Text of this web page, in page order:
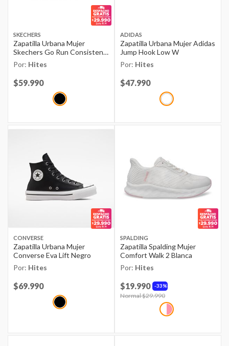
SKECHERS
Zapatilla Urbana Mujer
Skechers Go Run Consistent
Bbk
Por: Hites
Price reduced from
$59.990to
ADIDAS
Zapatilla Urbana Mujer Adidas
Jump Hook Low W
Por: Hites
Price reduced from
$47.990to
CONVERSE
Zapatilla Urbana Mujer
Converse Eva Lift Negro
Por: Hites
Price reduced from
$69.990to
SPALDING
Zapatilla Spalding Mujer
Comfort Walk 2 Blanca
Por: Hites
33%
$19.990
Price reduced from
Normal $29.990